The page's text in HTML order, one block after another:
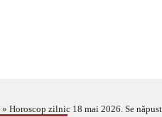
» Horoscop zilnic 18 mai 2026. Se